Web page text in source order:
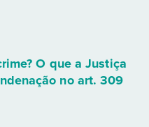
O que a Justiça
no art. 309